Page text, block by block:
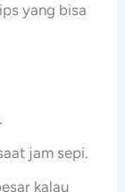
yang bisa
jam sepi.
kalau